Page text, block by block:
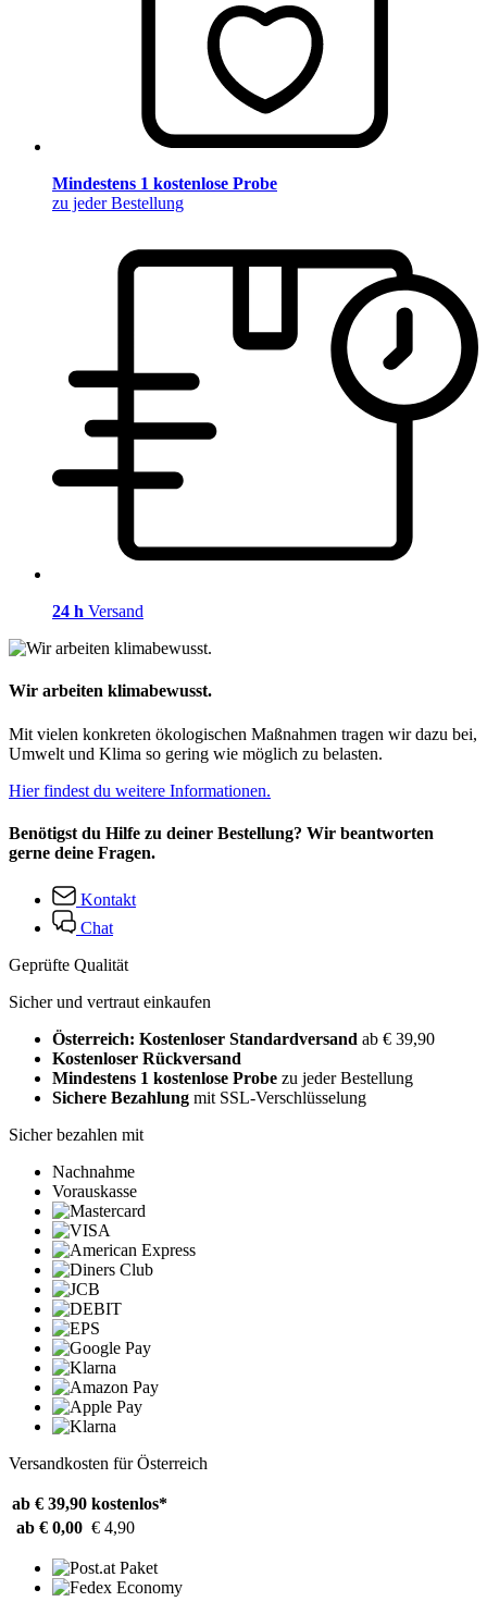
Mindestens 1 kostenlose Probe
zu jeder Bestellung
24 h Versand
Wir arbeiten klimabewusst.
Mit vielen konkreten ökologischen Maßnahmen tragen wir dazu bei,
Umwelt und Klima so gering wie möglich zu belasten.
Hier findest du weitere Informationen.
Benötigst du Hilfe zu deiner Bestellung? Wir beantworten
gerne deine Fragen.
Kontakt
Chat
Geprüfte Qualität
Sicher und vertraut einkaufen
Österreich: Kostenloser Standardversand ab € 39,90
Kostenloser Rückversand
Mindestens 1 kostenlose Probe zu jeder Bestellung
Sichere Bezahlung mit SSL-Verschlüsselung
Sicher bezahlen mit
Nachnahme
Vorauskasse
Versandkosten für Österreich
ab € 39,90 kostenlos*
ab € 0,00 € 4,90